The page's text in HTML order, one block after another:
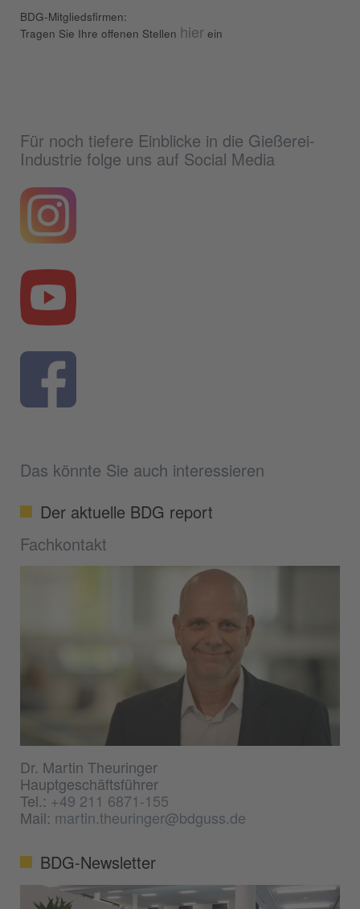
BDG-Mitgliedsfirmen:
Tragen Sie Ihre offenen Stellen hier ein
Für noch tiefere Einblicke in die Gießerei-
Industrie folge uns auf Social Media
Das könnte Sie auch interessieren
Der aktuelle BDG report
Fachkontakt
Dr. Martin Theuringer
Hauptgeschäftsführer
Tel.:+49 211 6871-155
Mail: martin.theuringer@bdguss.de
BDG-Newsletter